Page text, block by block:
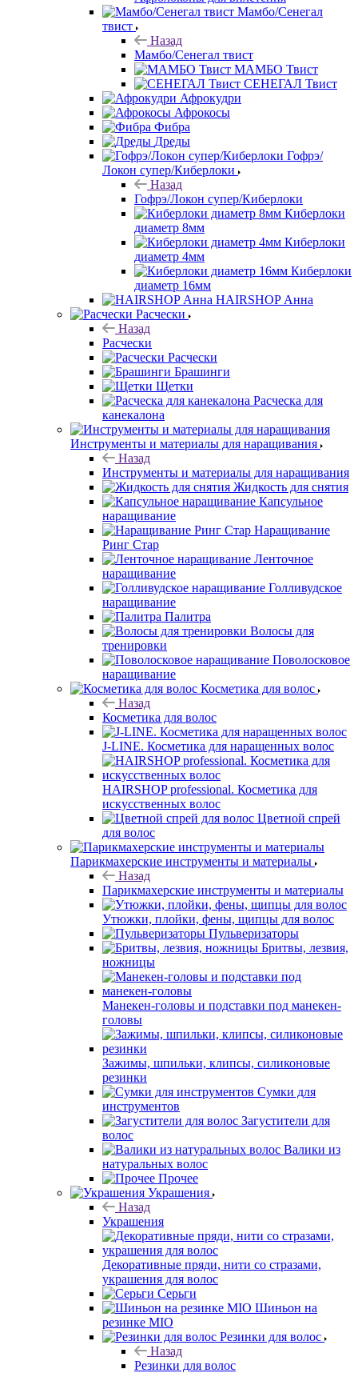
Мамбо/Сенегал
твист
Назад
Мамбо/Сенегал твист
МАМБО Твист
СЕНЕГАЛ Твист
Афрокудри
Афрокосы
Фибра
Дреды
Гофрэ/
Локон супер/Киберлоки
Назад
Гофрэ/Локон супер/Киберлоки
Киберлоки
диаметр 8мм
Киберлоки
диаметр 4мм
Киберлоки
диаметр 16мм
HAIRSHOP Анна
Расчески
Назад
Расчески
Расчески
Брашинги
Щетки
Расческа для
канекалона
Инструменты и материалы для наращивания
Назад
Инструменты и материалы для наращивания
Жидкость для снятия
Капсульное
наращивание
Наращивание
Ринг Стар
Ленточное
наращивание
Голливудское
наращивание
Палитра
Волосы для
тренировки
Поволосковое
наращивание
Косметика для волос
Назад
Косметика для волос
J-LINE. Косметика для наращенных волос
HAIRSHOP professional. Косметика для
искусственных волос
Цветной спрей
для волос
Парикмахерские инструменты и материалы
Назад
Парикмахерские инструменты и материалы
Утюжки, плойки, фены, щипцы для волос
Пульверизаторы
Бритвы, лезвия,
ножницы
Манекен-головы и подставки под манекен-
головы
Зажимы, шпильки, клипсы, силиконовые
резинки
Сумки для
инструментов
Загустители для
волос
Валики из
натуральных волос
Прочее
Украшения
Назад
Украшения
Декоративные пряди, нити со стразами,
украшения для волос
Серьги
Шиньон на
резинке MIO
Резинки для волос
Назад
Резинки для волос